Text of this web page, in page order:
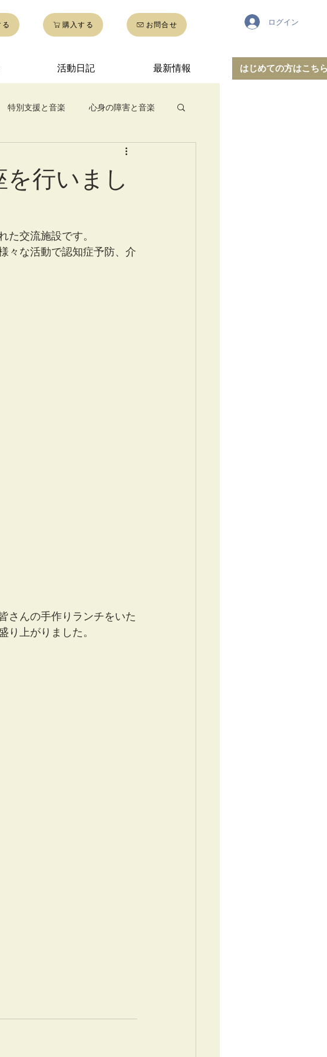
る 購入する お問合せ
活動日記 最新情報
ログイン
はじめての方はこち
特別支援と音楽 心身の障害と音楽
行いまし
交流施設です。
々な活動で認知症予防、介
さんの手作りランチをいた
上がりました。